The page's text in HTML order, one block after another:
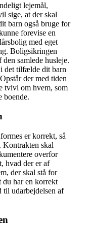
lejemål,
sige, at der skal
barn også bruge for
forevise en
med eget
Boligsikringen
samlede husleje.
det tilfælde dit barn
der med tiden
tvivl om hvem, som
boende.
er korrekt, så
Kontrakten skal
overfor
hvad der er af
der skal stå for
du har en korrekt
til udarbejdelsen af